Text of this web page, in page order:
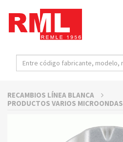
RECAMBIOS LÍNEA BLANCA
PRODUCTOS VARIOS MICROONDAS